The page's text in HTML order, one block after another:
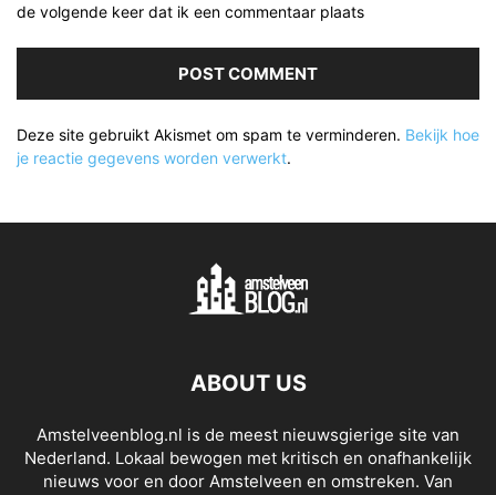
de volgende keer dat ik een commentaar plaats
Deze site gebruikt Akismet om spam te verminderen. Bekijk hoe
je reactie gegevens worden verwerkt.
ABOUT US
Amstelveenblog.nl is de meest nieuwsgierige site van
Nederland. Lokaal bewogen met kritisch en onafhankelijk
nieuws voor en door Amstelveen en omstreken. Van